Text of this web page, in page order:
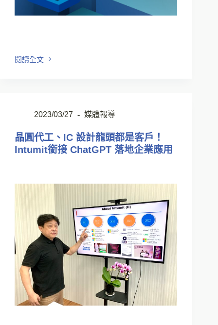
閱讀全文
2023/03/27 媒體報導
晶圓代工、IC 設計龍頭都是客戶！
Intumit銜接 ChatGPT 落地企業應用